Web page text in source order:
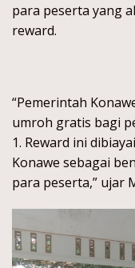
para peserta yang
reward.
“Pemerintah
umroh gratis bagi
1. Reward ini
Konawe sebagai
para peserta,” ujar